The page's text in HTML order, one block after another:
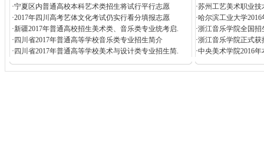
·宁夏区内普通高校本科艺术类招生将试行平行志愿
·2017年四川高考艺体文化考试仍实行看分填报志愿
·新疆2017年普通高校招生美术类、音乐类专业统考启.
· 四川省2017年普通高等学校音乐类专业招生简介
· 四川省2017年普通高等学校美术与设计类专业招生简.
·苏州工艺美术职业
·哈尔滨工业大学
·浙江音乐学院全国招
·浙江音乐学院正式
·中央美术学院2016